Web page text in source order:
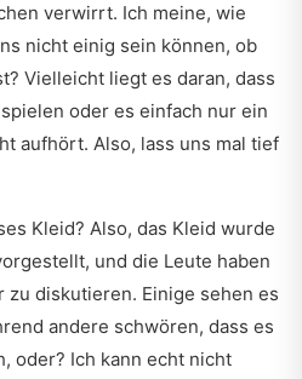
verwirrt. Ich meine, wie
nicht einig sein können, ob
Vielleicht liegt es daran, dass
oder es einfach nur ein
aufhört. Also, lass uns mal tief
Kleid? Also, das Kleid wurde
und die Leute haben
diskutieren. Einige sehen es
andere schwören, dass es
oder? Ich kann echt nicht